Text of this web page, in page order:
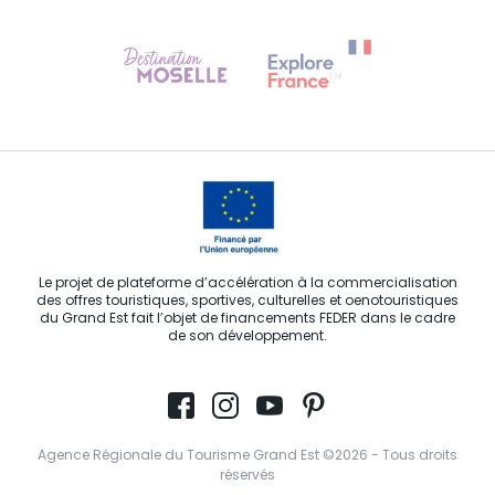
Contactez-nous
Le projet de plateforme d’accélération à la commercialisation
des offres touristiques, sportives, culturelles et oenotouristiques
du Grand Est fait l’objet de financements FEDER dans le cadre
de son développement.
Agence Régionale du Tourisme Grand Est ©2026 - Tous droits
réservés